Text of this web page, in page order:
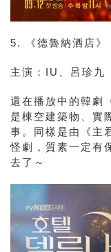
5. 《德魯納酒店》
主演：IU、呂珍九
還在播放中的韓劇
是棟 空建築物、實
事。同樣是由《主
怪劇，質素一定有
去了～